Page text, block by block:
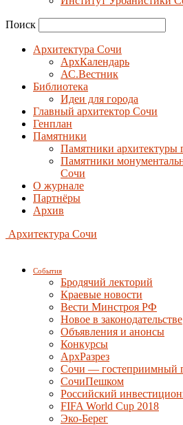
Поиск
Архитектура Сочи
АрхКалендарь
АС.Вестник
Библиотека
Идеи для города
Главный архитектор Сочи
Генплан
Памятники
Памятники архитектуры
Памятники
Сочи
О журнале
Партнёры
Архив
Архитектура Сочи
События
Бродячий лекторий
Краевые новости
Вести Минстроя РФ
Новое в законодательстве
Объявления и анонсы
Конкурсы
АрхРазрез
Сочи — гостеприимный
СочиПешком
Российский
FIFA World Cup 2018
Эко-Берег